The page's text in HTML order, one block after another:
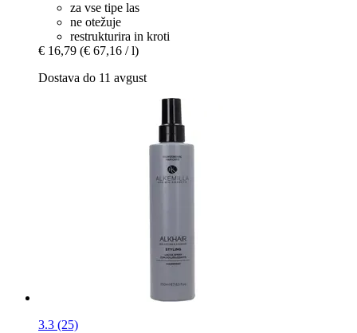
za vse tipe las
ne otežuje
restrukturira in kroti
€ 16,79 (€ 67,16 / l)
Dostava do 11 avgust
3.3 (25)